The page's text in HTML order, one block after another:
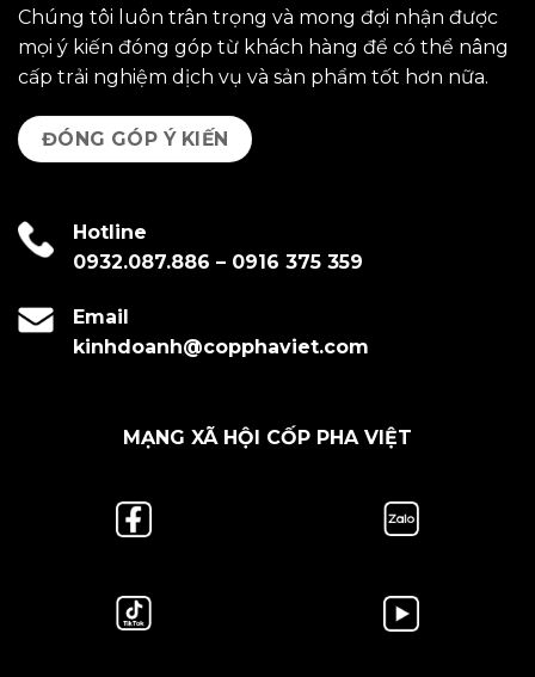
Chúng tôi luôn trân trọng và mong đợi nhận được
mọi ý kiến đóng góp từ khách hàng để có thể nâng
cấp trải nghiệm dịch vụ và sản phẩm tốt hơn nữa.
ĐÓNG GÓP Ý KIẾN
Hotline
0932.087.886 – 0916 375 359
Email
kinhdoanh@copphaviet.com
MẠNG XÃ HỘI CỐP PHA VIỆT